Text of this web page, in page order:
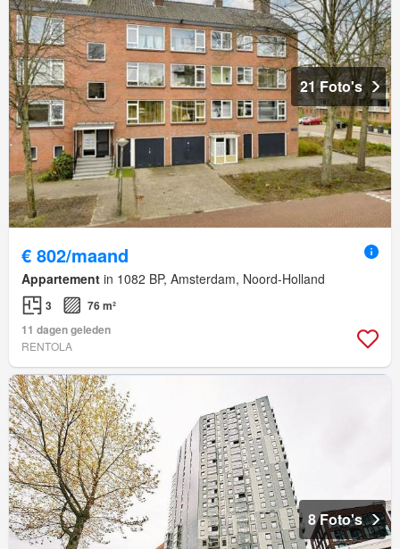
21 Foto's
€ 802/maand
Appartement in 1082 BP, Amsterdam, Noord-Holland
3
76 m²
11 dagen geleden
RENTOLA
8 Foto's